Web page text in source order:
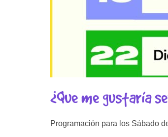
¿Que me gustaría
Programación para los Sábado